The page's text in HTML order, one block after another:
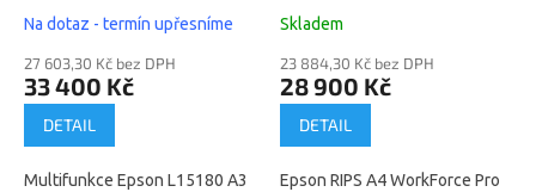
A
PostScript , WiFi, LAN,
duplex, All-in-One, Ink
Tank Printer (C11CH71406)
Na dotaz - termín upřesníme
27 603,30 Kč bez DPH
33 400 Kč
DETAIL
Multifunkce Epson L15180 A3
(C11CG77401)
Skladem
23 884,30 Kč bez DPH
28 900 Kč
DETAIL
Epson RIPS A4 WorkForce Pro